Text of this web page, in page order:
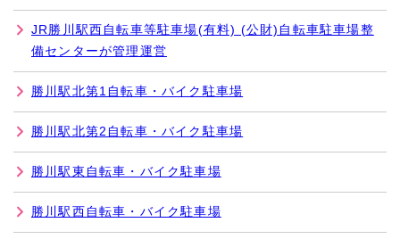
JR勝川駅西自転車等駐車場(有料) (公財)自転車駐車場整
備センターが管理運営
勝川駅北第1自転車・バイク駐車場
勝川駅北第2自転車・バイク駐車場
勝川駅東自転車・バイク駐車場
勝川駅西自転車・バイク駐車場